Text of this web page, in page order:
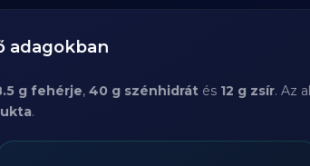
adagokban
g fehérje, 40 g szénhidrát és 12 g zsír. Az
.